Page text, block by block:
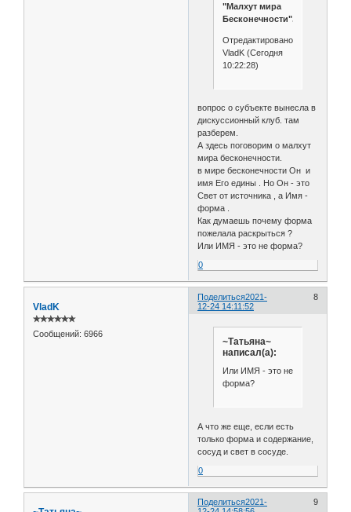
"Малхут мира
Бесконечности".
Отредактировано
VladK (Сегодня
10:22:28)
вопрос о субъекте вынесла в
дискуссионный клуб. там
разберем.
А здесь поговорим о малхут
мира бесконечности.
в мире бесконечности Он и
имя Его едины . Но Он - это
Свет от источника , а Имя -
форма .
Как думаешь почему форма
пожелала раскрыться ?
Или ИМЯ - это не форма?
0
Поделиться 8
2021-
12-24 14:11:52
VladK
✯✯✯✯✯✯
Сообщений: 6966
~Татьяна~
написал(а):
Или ИМЯ - это не
форма?
А что же еще, если есть
только форма и содержание,
сосуд и свет в сосуде.
0
Поделиться 9
2021-